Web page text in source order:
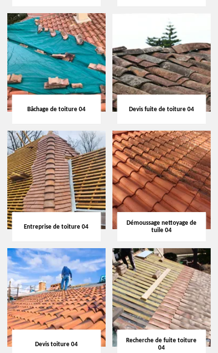
Bâchage de toiture 04 Devis fuite de toiture 04
Entreprise de toiture 04
Démoussage nettoyage de
tuile 04
Devis toiture 04
Recherche de fuite toiture
04